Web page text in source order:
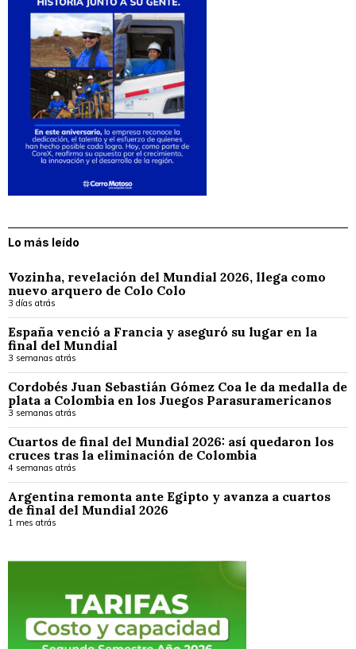
Lo más leído
Vozinha, revelación del Mundial 2026, llega como
nuevo arquero de Colo Colo
3 días atrás
España venció a Francia y aseguró su lugar en la
final del Mundial
3 semanas atrás
Cordobés Juan Sebastián Gómez Coa le da medalla de
plata a Colombia en los Juegos Parasuramericanos
3 semanas atrás
Cuartos de final del Mundial 2026: así quedaron los
cruces tras la eliminación de Colombia
4 semanas atrás
Argentina remonta ante Egipto y avanza a cuartos
de final del Mundial 2026
1 mes atrás